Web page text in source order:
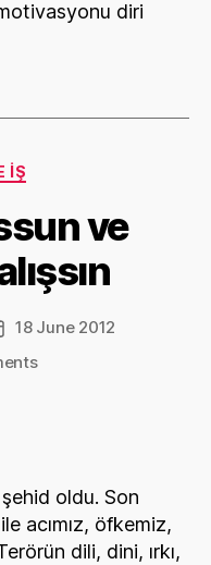
diri
İŞ
ve
18 June 2012
on
oldu. Son
acımız, öfkemiz,
dili, dini, ırkı,